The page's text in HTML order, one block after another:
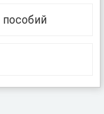
пособий